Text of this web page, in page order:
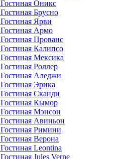
Гостиная Оникс
Гостиная Брусно
Гостиная Ярви
Гостиная Армо
Гостиная Прованс
Гостиная Калипсо
Гостиная Мексика
Гостиная Роллер
Гостиная Аледжи
Гостиная Эрика
Гостиная Сканди
Гостиная Кымор
Гостиная Мэнсон
Гостиная Авиньон
Гостиная Римини
Гостиная Верона
Гостиная Leontina
Гостиная Jules Verne